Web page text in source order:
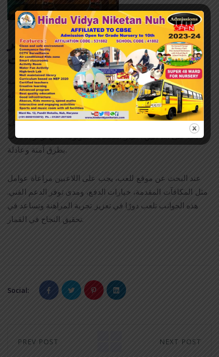
البحث عن الخيارات المتاحة عبر
الإنترنت
تتيح العديد من المواقع الإلكترونية اليوم لللاعبين فرصة
الاستمتاع بألعاب القمار من منازلهم، مما يزيد من سهولة
الوصول إليها. تقدم هذه المواقع مجموعة واسعة من الألعاب
والمراهنات، مما يتيح للاعبين اختيار ما يناسبهم بشكل أفضل.
يجب على اللاعبين اختيار المنصات الموثوقة التي توفر الألعاب
بطرق آمنة وعادلة.
عند البحث عن موقع للعب، يجب على اللاعبين مراعاة عوامل
مثل المكافآت المقدمة، خيارات الدفع، ومدى توفر الدعم الفني.
هذه الجوانب تلعب دورًا في تعزيز تجربة المراهنة وتساعد في
تحقيق النجاح في القمار.
Social:
PREV POST NEXT POST